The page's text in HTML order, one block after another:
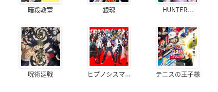
暗殺教室 銀魂 HUNTER...
呪術廻戦 ヒプノシスマ... テニスの王子様